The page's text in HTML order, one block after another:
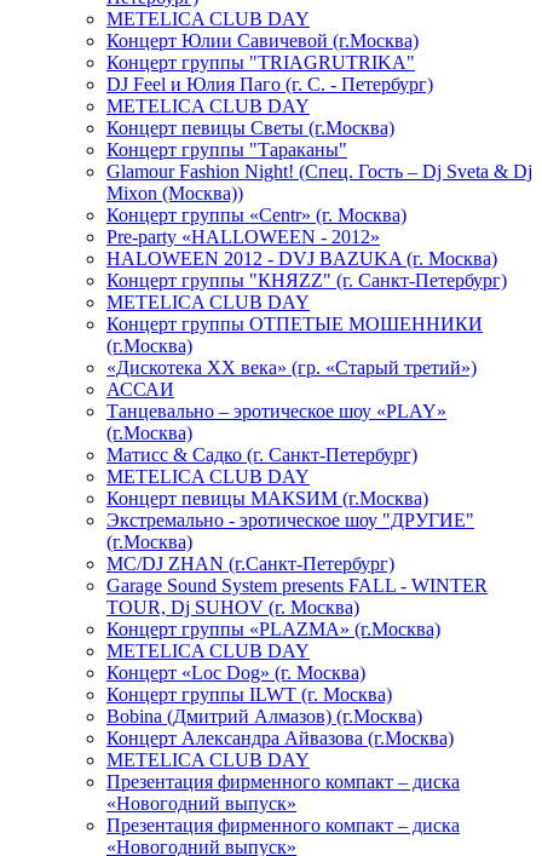
METELICA CLUB DAY
Концерт Юлии Савичевой (г.Москва)
Концерт группы "TRIAGRUTRIKA"
DJ Feel и Юлия Паго (г. С. - Петербург)
METELICA CLUB DAY
Концерт певицы Светы (г.Москва)
Концерт группы "Тараканы"
Glamour Fashion Night! (Спец. Гость – Dj Sveta & Dj
Mixon (Москва))
Концерт группы «Centr» (г. Москва)
Pre-party «HALLOWEEN - 2012»
HALOWEEN 2012 - DVJ BAZUKA (г. Москва)
Концерт группы "КНЯZZ" (г. Санкт-Петербург)
METELICA CLUB DAY
Концерт группы ОТПЕТЫЕ МОШЕННИКИ
(г.Москва)
«Дискотека ХХ века» (гр. «Старый третий»)
АССАИ
Танцевально – эротическое шоу «PLAY»
(г.Москва)
Матисс & Садко (г. Санкт-Петербург)
METELICA CLUB DAY
Концерт певицы МАКSИМ (г.Москва)
Экстремально - эротическое шоу "ДРУГИЕ"
(г.Москва)
МС/DJ ZHAN (г.Санкт-Петербург)
Garage Sound System presents FALL - WINTER
TOUR, Dj SUHOV (г. Москва)
Концерт группы «PLAZMA» (г.Москва)
METELICA CLUB DAY
Концерт «Loc Dog» (г. Москва)
Концерт группы ILWT (г. Москва)
Bobina (Дмитрий Алмазов) (г.Москва)
Концерт Александра Айвазова (г.Москва)
METELICA CLUB DAY
Презентация фирменного компакт – диска
«Новогодний выпуск»
Презентация фирменного компакт – диска
«Новогодний выпуск»